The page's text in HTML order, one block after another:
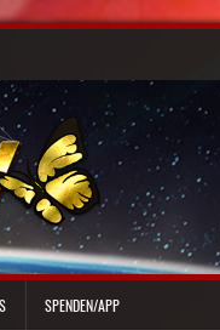
SPENDEN/APP